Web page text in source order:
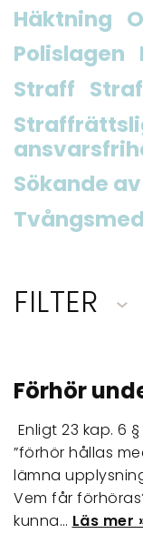
Häktning
Polislagen
Straff
Sökande
FILTER
Förhör
Enligt 23 kap. 6
”förhör hållas
lämna
Vem får
kunna… Läs mer